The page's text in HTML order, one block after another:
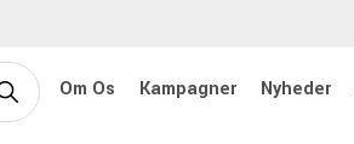
Om Os Kampagner Nyheder